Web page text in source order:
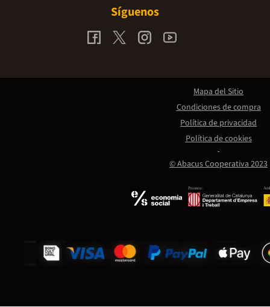
Síguenos
Promou:
© Abacus Cooperativa 2023
Mapa del Sitio
Condiciones de compra
Política de privacidad
Política de cookies